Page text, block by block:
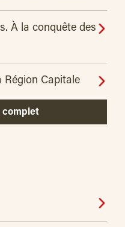
À la conquête des
Région Capitale
complet